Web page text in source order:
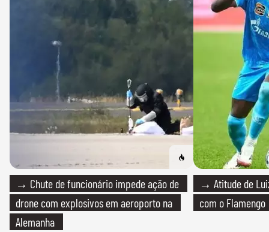
→ Chute de funcionário impede ação de
drone com explosivos em aeroporto na
Alemanha
→ Atitude de
com o Flamengo